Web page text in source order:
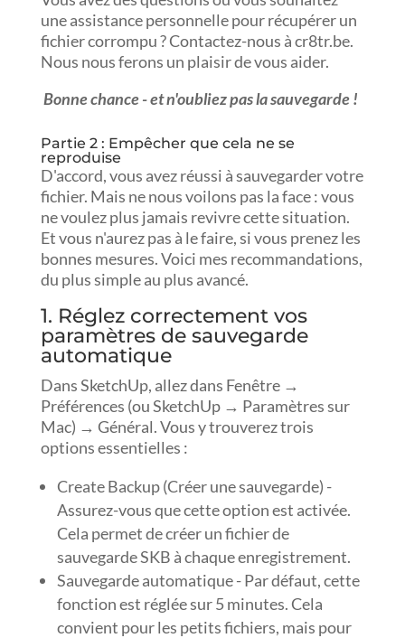
une assistance personnelle pour récupérer un
fichier corrompu ? Contactez-nous à cr8tr.be.
Nous nous ferons un plaisir de vous aider.
Bonne chance - et n'oubliez pas la sauvegarde !
Partie 2 : Empêcher que cela ne se
reproduise
D'accord, vous avez réussi à sauvegarder votre
fichier. Mais ne nous voilons pas la face : vous
ne voulez plus jamais revivre cette situation.
Et vous n'aurez pas à le faire, si vous prenez les
bonnes mesures. Voici mes recommandations,
du plus simple au plus avancé.
1. Réglez correctement vos
paramètres de sauvegarde
automatique
Dans SketchUp, allez dans Fenêtre →
Préférences (ou SketchUp → Paramètres sur
Mac) → Général. Vous y trouverez trois
options essentielles :
Create Backup (Créer une sauvegarde) -
Assurez-vous que cette option est activée.
Cela permet de créer un fichier de
sauvegarde SKB à chaque enregistrement.
Sauvegarde automatique - Par défaut, cette
fonction est réglée sur 5 minutes. Cela
convient pour les petits fichiers, mais pour